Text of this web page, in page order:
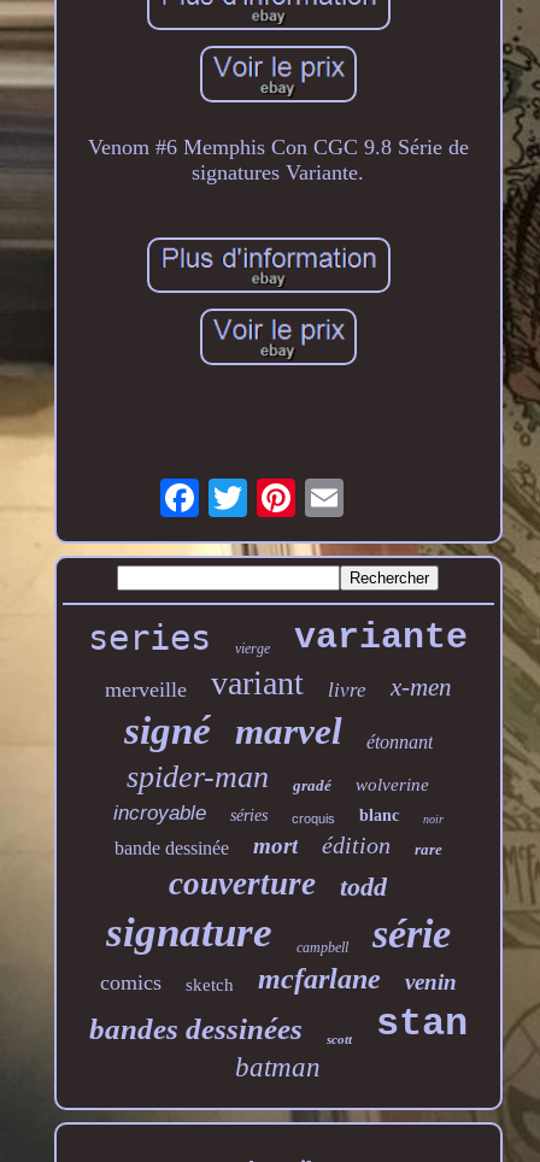
Venom #6 Memphis Con CGC 9.8 Série de
signatures Variante.
series vierge variante
merveille variant livre x-men
signé marvel étonnant
spider-man gradé wolverine
incroyable séries croquis blanc noir
bande dessinée mort édition rare
couverture todd
signature campbell série
comics sketch mcfarlane venin
bandes dessinées scott stan
batman